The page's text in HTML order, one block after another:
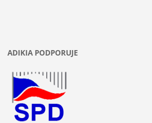
ADIKIA PODPORUJE